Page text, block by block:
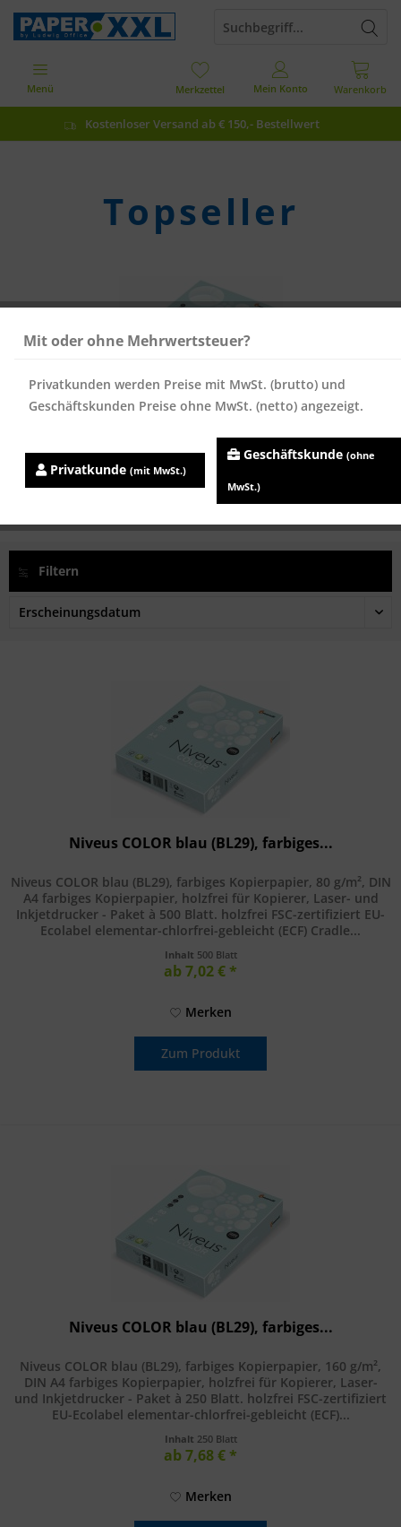
Kostenloser Versand ab € 150,- Bestellwert
Warenkorb
Merkzettel Mein Konto
Menü
Topseller
500 Blatt
ab 7,02 € *
Filtern
Niveus COLOR blau (BL29), farbiges...
Niveus COLOR blau (BL29), farbiges Kopierpapier, 80 g/m², DIN
A4 farbiges Kopierpapier, holzfrei für Kopierer, Laser- und
Inkjetdrucker - Paket à 500 Blatt. holzfrei FSC-zertifiziert EU-
Ecolabel elementar-chlorfrei-gebleicht (ECF) Cradle...
Inhalt 500 Blatt
ab 7,02 € *
Merken
Zum Produkt
Niveus COLOR blau (BL29), farbiges...
Niveus COLOR blau (BL29), farbiges Kopierpapier, 160 g/m²,
DIN A4 farbiges Kopierpapier, holzfrei für Kopierer, Laser-
und Inkjetdrucker - Paket à 250 Blatt. holzfrei FSC-zertifiziert
EU-Ecolabel elementar-chlorfrei-gebleicht (ECF)...
Inhalt 250 Blatt
ab 7,68 € *
Merken
Mit oder ohne Mehrwertsteuer?
Privatkunden werden Preise mit MwSt. (brutto) und
Geschäftskunden Preise ohne MwSt. (netto) angezeigt.
Privatkunde (mit MwSt.)
Geschäftskunde (ohne
MwSt.)